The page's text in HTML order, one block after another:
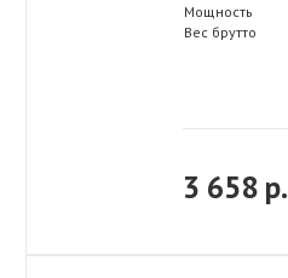
Мощность
Вес брутто
3 658 р.